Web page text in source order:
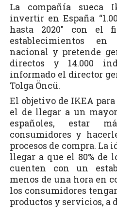
La compañía sueca
invertir en España
hasta 2020″ con el
establecimientos
nacional y pretende
directos y 14.000
informado el director
Tolga Öncü.
El objetivo de IKEA
el de llegar a un
españoles, estar
consumidores y
procesos de compra. La
llegar a que el 80% de
cuenten con un
menos de una hora en
los consumidores
productos y servicios, a